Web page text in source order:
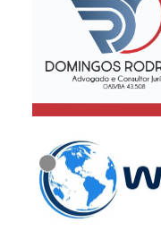
15/12/15
LANÇAMENTO